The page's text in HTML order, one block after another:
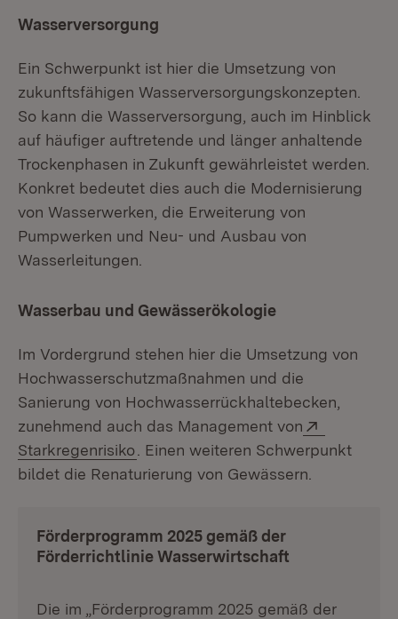
Wasserversorgung
Ein Schwerpunkt ist hier die Umsetzung von
zukunftsfähigen Wasserversorgungskonzepten.
So kann die Wasserversorgung, auch im Hinblick
auf häufiger auftretende und länger anhaltende
Trockenphasen in Zukunft gewährleistet werden.
Konkret bedeutet dies auch die Modernisierung
von Wasserwerken, die Erweiterung von
Pumpwerken und Neu- und Ausbau von
Wasserleitungen.
Wasserbau und Gewässerökologie
Im Vordergrund stehen hier die Umsetzung von
Hochwasserschutzmaßnahmen und die
Sanierung von Hochwasserrückhaltebecken,
zunehmend auch das Management von
Starkregenrisiko (Öffnet in neuem Fenster)
. Einen weiteren Schwerpunkt
bildet die Renaturierung von Gewässern.
Förderprogramm 2025 gemäß der
Förderrichtlinie Wasserwirtschaft
Die im „Förderprogramm 2025 gemäß der